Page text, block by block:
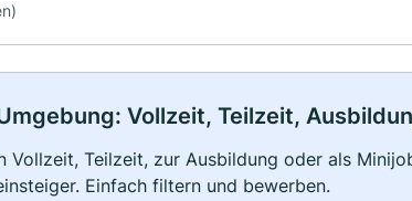
Vollzeit, Teilzeit,
Vollzeit, Teilzeit, zur Ausbildung oder als
Einfach filtern und bewerben.